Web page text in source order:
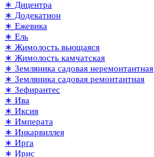
∗ Дицентра
∗ Додекатион
∗ Ежевика
∗ Ель
∗ Жимолость вьющаяся
∗ Жимолость камчатская
∗ Земляника садовая неремонтантная
∗ Земляника садовая ремонтантная
∗ Зефирантес
∗ Ива
∗ Иксия
∗ Императа
∗ Инкарвиллея
∗ Ирга
∗ Ирис